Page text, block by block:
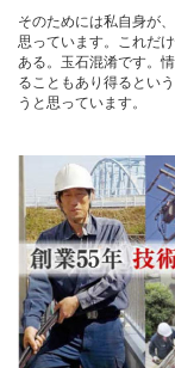
そのためには私自身が
思っています。これだ
ある。玉石混淆です。
ることもあり得るとい
うと思っています。